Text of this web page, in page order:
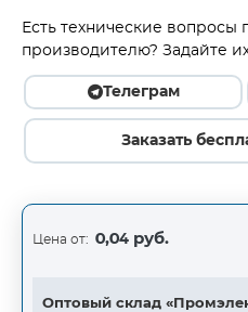
Есть технические вопросы
производителю? Задайте
Телеграм
Заказать
Цена от: 0,04 руб.
Оптовый склад